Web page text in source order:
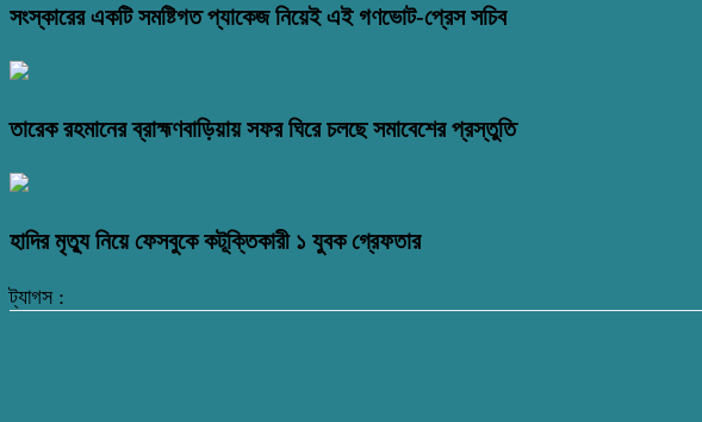
সংস্কারের একটি সমষ্টিগত প্যাকেজ নিয়েই এই গণভোট-প্রেস সচিব
তারেক রহমানের ব্রাহ্মণবাড়িয়ায় সফর ঘিরে চলছে সমাবেশের প্রস্তুতি
হাদির মৃত্যু নিয়ে ফেসবুকে কটূক্তিকারী ১ যুবক গ্রেফতার
ট্যাগস :